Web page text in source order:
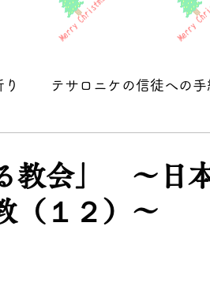
テサロニケの信徒への手
教会」 ～日
（１２）～